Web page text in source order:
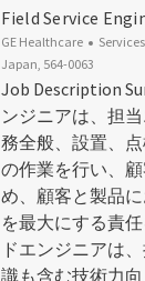
Field Service
GE Healthcare Category
Services
Japan, 564-0063
Job Description
ンジニアは、担
務全般、設置、
の作業を行い、
め、顧客と製品
を最大にする責
ドエンジニアは
識も含む技術力